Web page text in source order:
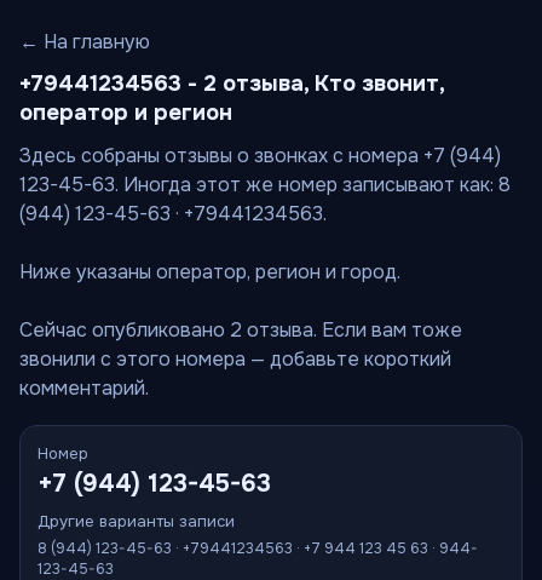
← На главную
+79441234563 - 2 отзыва, Кто звонит,
оператор и регион
Здесь собраны отзывы о звонках с номера +7 (944)
123-45-63. Иногда этот же номер записывают как: 8
(944) 123-45-63 · +79441234563.
Ниже указаны оператор, регион и город.
Сейчас опубликовано 2 отзыва. Если вам тоже
звонили с этого номера — добавьте короткий
комментарий.
Номер
+7 (944) 123-45-63
Другие варианты записи
8 (944) 123-45-63 · +79441234563 · +7 944 123 45 63 · 944-
123-45-63